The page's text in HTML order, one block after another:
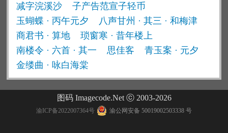
减字浣溪沙
子产告范宣子轻币
玉蝴蝶 · 丙午元夕
八声甘州 · 其三 · 和梅津
商君书 · 算地
琐窗寒 · 昔年楼上
南楼令 · 六首 · 其一
思佳客
青玉案 · 元夕
金缕曲 · 咏白海棠
图码 Imagecode.Net ⓒ 2003-2026
渝ICP备2022007364号 渝公网安备 50019002503338 号